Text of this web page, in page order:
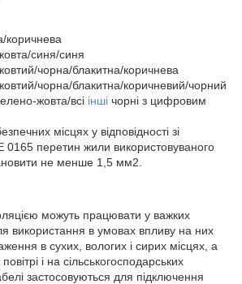
коричнева
синя/синя
чорна/блакитна/коричнева
чорна/блакитна/коричневий/чорний
жовта/всі інші чорні з цифровим
місцях у відповідності зі
0165 перетин жили використовуваного
не менше 1,5 мм2.
можуть працювати у важких
використання в умовах впливу на них
в сухих, вологих і сирих місцях, а
і на сільськогосподарських
застосовуються для підключення